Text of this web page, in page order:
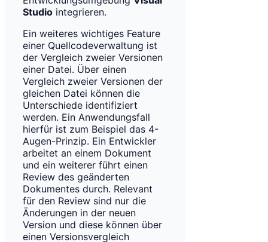
Studio integrieren.
Ein weiteres wichtiges Feature
einer Quellcodeverwaltung ist
der Vergleich zweier Versionen
einer Datei. Über einen
Vergleich zweier Versionen der
gleichen Datei können die
Unterschiede identifiziert
werden. Ein Anwendungsfall
hierfür ist zum Beispiel das 4-
Augen-Prinzip. Ein Entwickler
arbeitet an einem Dokument
und ein weiterer führt einen
Review des geänderten
Dokumentes durch. Relevant
für den Review sind nur die
Änderungen in der neuen
Version und diese können über
einen Versionsvergleich